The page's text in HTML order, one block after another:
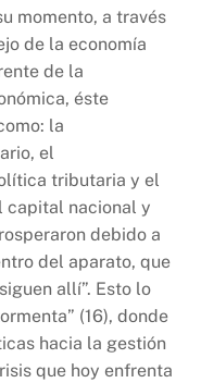
momento, a través
de la economía
de la
éste
la
el
tributaria y el
capital nacional y
debido a
del aparato, que
allí”. Esto lo
(16), donde
hacia la gestión
que hoy enfrenta